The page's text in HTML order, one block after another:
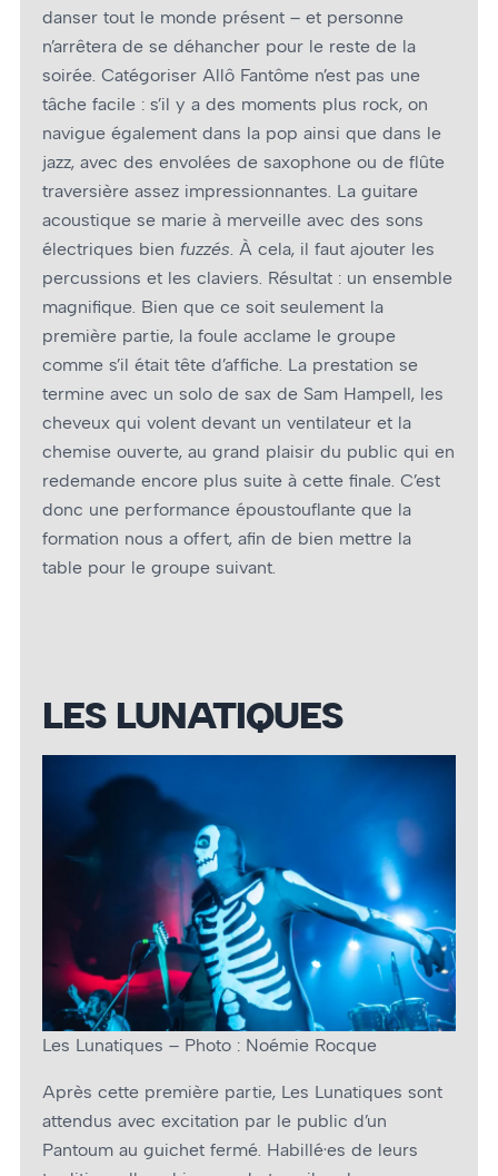
danser tout le monde présent – et personne
n’arrêtera de se déhancher pour le reste de la
soirée. Catégoriser Allô Fantôme n’est pas une
tâche facile : s’il y a des moments plus rock, on
navigue également dans la pop ainsi que dans le
jazz, avec des envolées de saxophone ou de flûte
traversière assez impressionnantes. La guitare
acoustique se marie à merveille avec des sons
électriques bien fuzzés . À cela, il faut ajouter les
percussions et les claviers. Résultat : un ensemble
magnifique. Bien que ce soit seulement la
première partie, la foule acclame le groupe
comme s’il était tête d’affiche. La prestation se
termine avec un solo de sax de Sam Hampell, les
cheveux qui volent devant un ventilateur et la
chemise ouverte, au grand plaisir du public qui en
redemande encore plus suite à cette finale. C’est
donc une performance époustouflante que la
formation nous a offert, afin de bien mettre la
table pour le groupe suivant.
LES LUNATIQUES
Les Lunatiques – Photo : Noémie Rocque
Après cette première partie, Les Lunatiques sont
attendus avec excitation par le public d’un
Pantoum au guichet fermé. Habillé·es de leurs